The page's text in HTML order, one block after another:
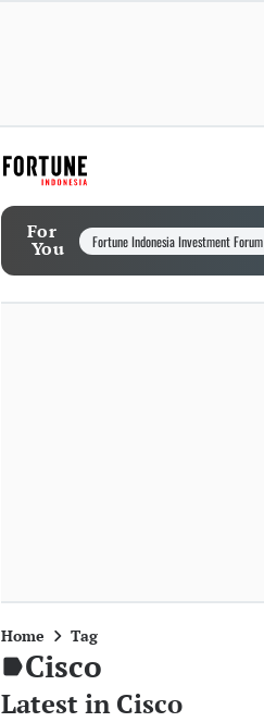
For
You Fortune Indonesia Investment Forum
Home Tag
Cisco
Latest in Cisco